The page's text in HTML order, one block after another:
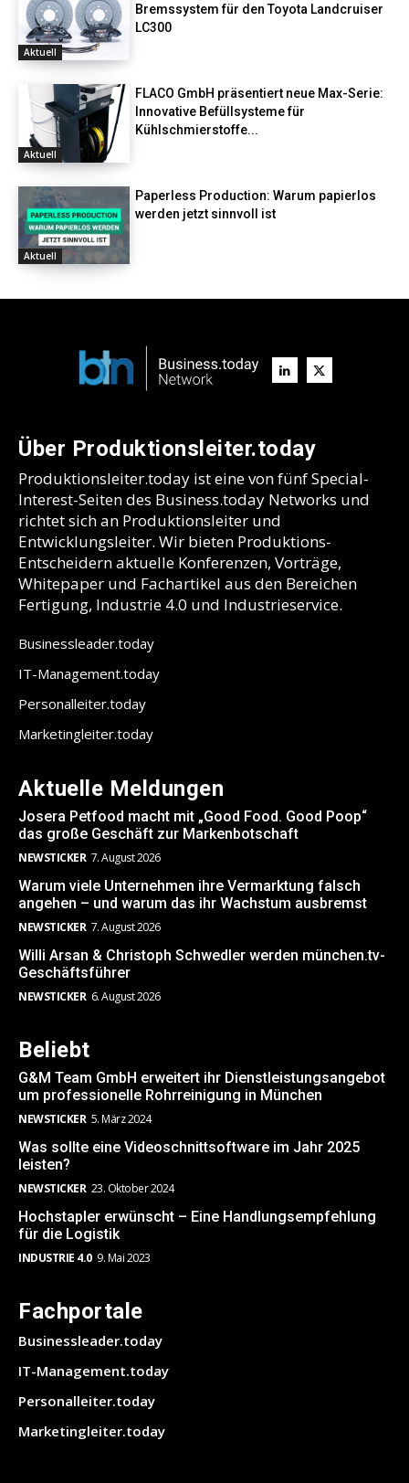
Aktuell
Bremssystem für den Toyota Landcruiser
LC300
Aktuell
FLACO GmbH präsentiert neue Max-Serie:
Innovative Befüllsysteme für
Kühlschmierstoffe...
Aktuell
Paperless Production: Warum papierlos
werden jetzt sinnvoll ist
Über Produktionsleiter.today
Produktionsleiter.today ist eine von fünf Special-
Interest-Seiten des Business.today Networks und
richtet sich an Produktionsleiter und
Entwicklungsleiter. Wir bieten Produktions-
Entscheidern aktuelle Konferenzen, Vorträge,
Whitepaper und Fachartikel aus den Bereichen
Fertigung, Industrie 4.0 und Industrieservice.
Businessleader.today
IT-Management.today
Personalleiter.today
Marketingleiter.today
Aktuelle Meldungen
Josera Petfood macht mit „Good Food. Good Poop“
das große Geschäft zur Markenbotschaft
NEWSTICKER 7. August 2026
Warum viele Unternehmen ihre Vermarktung falsch
angehen – und warum das ihr Wachstum ausbremst
NEWSTICKER 7. August 2026
Willi Arsan & Christoph Schwedler werden münchen.tv-
Geschäftsführer
NEWSTICKER 6. August 2026
Beliebt
G&M Team GmbH erweitert ihr Dienstleistungsangebot
um professionelle Rohrreinigung in München
NEWSTICKER 5. März 2024
Was sollte eine Videoschnittsoftware im Jahr 2025
leisten?
NEWSTICKER 23. Oktober 2024
Hochstapler erwünscht – Eine Handlungsempfehlung
für die Logistik
INDUSTRIE 4.0 9. Mai 2023
Fachportale
Businessleader.today
IT-Management.today
Personalleiter.today
Marketingleiter.today